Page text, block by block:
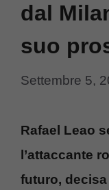
dal
suo
Settembre 5,
Rafael Leao
l’attaccante
futuro,